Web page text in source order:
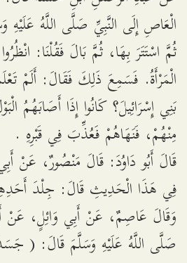
الْعَاصِ إِلَى النَّبِيِّ صَلَّى اللَّهُ
ثُمَّ اسْتَتَرَ بِهَا، ثُمَّ بَالَ فَقُلْنَا:
الْمَرْأَةُ. فَسَمِعَ ذَلِكَ فَقَالَ: أَلَمْ
بَنِي إِسْرَائِيلَ؟ كَانُوا إِذَا أَصَابَهُمُ
مِنْهُمْ، فَنَهَاهُمْ فَعُذِّبَ فِي قَبْرِهِ .
قَالَ أَبُو دَاوُدَ: قَالَ مَنْصُورٌ، عَنْ
فِي هَذَا الْحَدِيثِ قَالَ: جِلْدَ
وَقَالَ عَاصِمٌ، عَنْ أَبِي وَائِلٍ، عَنْ
صَلَّى اللَّهُ عَلَيْهِ وَسَلَّمَ قَالَ: (